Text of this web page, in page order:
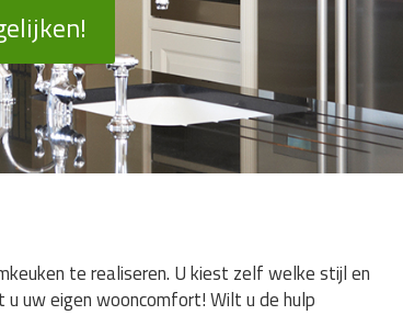
te realiseren. U kiest zelf welke stijl en
uw eigen wooncomfort! Wilt u de hulp